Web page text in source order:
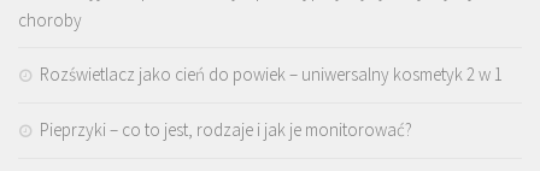
choroby
Rozświetlacz jako cień do powiek – uniwersalny kosmetyk 2 w 1
Pieprzyki – co to jest, rodzaje i jak je monitorować?